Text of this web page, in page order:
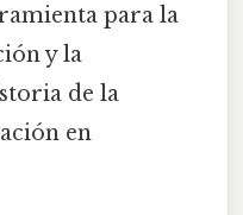
para la
y la
de la
en